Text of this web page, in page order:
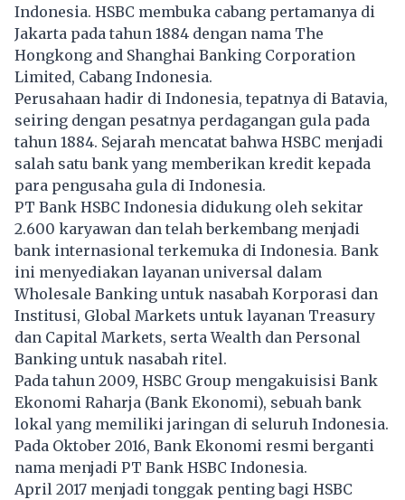
Indonesia. HSBC membuka cabang pertamanya di
Jakarta pada tahun 1884 dengan nama The
Hongkong and Shanghai Banking Corporation
Limited, Cabang Indonesia.
Perusahaan hadir di Indonesia, tepatnya di Batavia,
seiring dengan pesatnya perdagangan gula pada
tahun 1884. Sejarah mencatat bahwa HSBC menjadi
salah satu bank yang memberikan kredit kepada
para pengusaha gula di Indonesia.
PT Bank HSBC Indonesia didukung oleh sekitar
2.600 karyawan dan telah berkembang menjadi
bank internasional terkemuka di Indonesia. Bank
ini menyediakan layanan universal dalam
Wholesale Banking untuk nasabah Korporasi dan
Institusi, Global Markets untuk layanan Treasury
dan Capital Markets, serta Wealth dan Personal
Banking untuk nasabah ritel.
Pada tahun 2009, HSBC Group mengakuisisi Bank
Ekonomi Raharja (Bank Ekonomi), sebuah bank
lokal yang memiliki jaringan di seluruh Indonesia.
Pada Oktober 2016, Bank Ekonomi resmi berganti
nama menjadi PT Bank HSBC Indonesia.
April 2017 menjadi tonggak penting bagi HSBC